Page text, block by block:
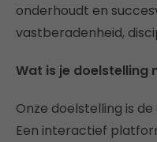
onderhoudt en
vastberadenheid,
Wat is je doelstelling
Onze doelstelling is
Een interactief